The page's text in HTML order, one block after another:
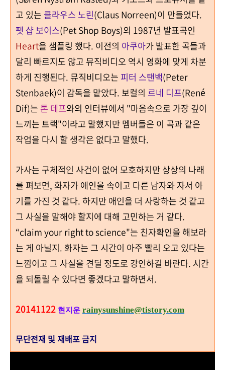
고 있는 클라우스 노린(Claus Norreen)이 만들었다.
펫 샵 보이스(Pet Shop Boys)의 1987년 발표곡인
Heart을 샘플링 했다. 이전의 아쿠아가 발표한 곡들과
달리 빠르지도 않고 뮤직비디오 역시 영화에 맞게 차분
하게 진행된다. 뮤직비디오는 피터 스탠백(Peter
Stenbaek)이 감독을 맡았다. 보컬의 르네 디프(René
Dif)는 톤 데프와의 인터뷰에서 "마음속으로 가장 깊이
느끼는 트랙"이라고 말했지만 멤버들은 이 곡과 같은
작업을 다시 할 생각은 없다고 말했다.
가사는 구체적인 사건이 없어 모호하지만 상상의 나래
를 펴보면,화자가 애인을 속이고 다른 남자와 자서 아
기를 가진 것 같다.하지만 애인을 더 사랑하는 것 같고
그 사실을 말해야 할지에 대해 고민하는 거 같다.
“claim your right to science"는 친자확인을 해보라
는 게 아닐지.화자는 그 시간이 아주 빨리 오고 있다는
느낌이고 그 사실을 견딜 정도로 강인하길 바란다. 시간
을 되돌릴 수 있다면 좋겠다고 말하면서.
20141122 현지운 rainysunshine@tistory.com
무단전재 및 재배포 금지